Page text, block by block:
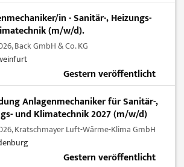
in - Sanitär-, Heizungs-
(m/w/d).
Back GmbH & Co. KG
Gestern veröffentlicht
Anlagenmechaniker für Sanitär-,
und Klimatechnik 2027 (m/w/d)
Kratschmayer Luft-Wärme-Klima GmbH
Gestern veröffentlicht